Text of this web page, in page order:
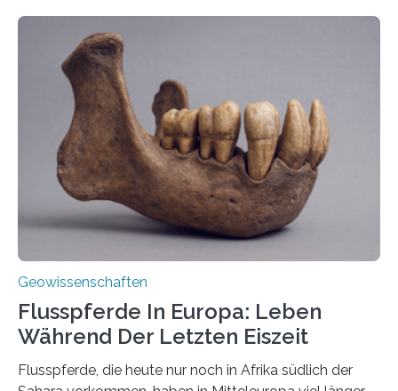
erzeugt durch Magma oder Gase, die sich durch
Schlote einen Weg nach oben bahnen? Jun.-Prof. Dr.
Miriam Christina Reiss, Vulkanseismologin an der
Johannes Gutenberg-Universität Mainz (JGU), und ihr
Team haben am Vulkan Oldoinyo Lengai in Tansania
solche Tremore lokalisiert. „Wir konnten die Tremore
nicht nur nachweisen, sondern ihren Ort in…
Geowissenschaften
Flusspferde In Europa: Leben
Während Der Letzten Eiszeit
Flusspferde, die heute nur noch in Afrika südlich der